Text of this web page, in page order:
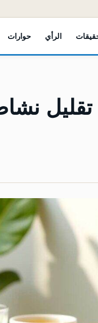
الرأي حوارات
تقليل